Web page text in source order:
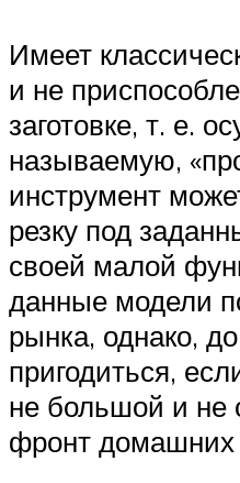
Имеет
и не
заготовке, т. е.
называемую,
инструмент
резку под
своей малой
данные модели
рынка, однако,
пригодиться,
не большой и не
фронт домашних